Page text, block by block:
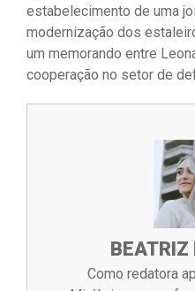
estabelecimento de uma
modernização dos
um memorando entre
cooperação no setor de
BEATRIZ
Como redatora